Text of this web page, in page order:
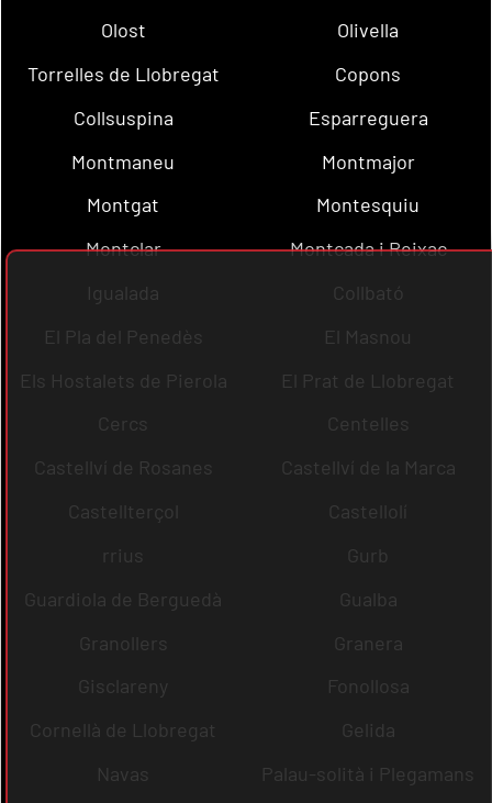
Olost
Olivella
Torrelles de Llobregat
Copons
Collsuspina
Esparreguera
Montmaneu
Montmajor
Montgat
Montesquiu
Montclar
Montcada i Reixac
Igualada
Collbató
El Pla del Penedès
El Masnou
Els Hostalets de Pierola
El Prat de Llobregat
Cercs
Centelles
Castellví de Rosanes
Castellví de la Marca
Castellterçol
Castellolí
rrius
Gurb
Guardiola de Berguedà
Gualba
Granollers
Granera
Gisclareny
Fonollosa
Cornellà de Llobregat
Gelida
Navas
Palau-solità i Plegamans